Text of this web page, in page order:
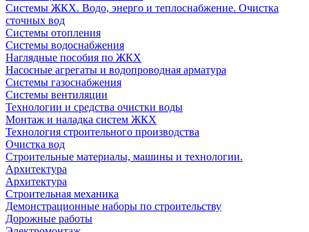
Системы ЖКХ. Водо, энерго и теплоснабжение. Очистка
сточных вод
Системы отопления
Системы водоснабжения
Наглядные пособия по ЖКХ
Насосные агрегаты и водопроводная арматура
Системы газоснабжения
Системы вентиляции
Технологии и средства очистки воды
Монтаж и наладка систем ЖКХ
Технология строительного производства
Очистка вод
Строительные материалы, машины и технологии.
Архитектура
Архитектура
Cтроительная механика
Демонстрационные наборы по строительству
Дорожные работы